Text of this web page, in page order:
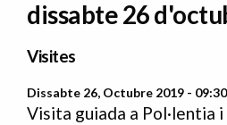
dissabte 26
Visites
Dissabte 26, Octubre 2019 - 09:30
Visita guiada a Pol·lentia